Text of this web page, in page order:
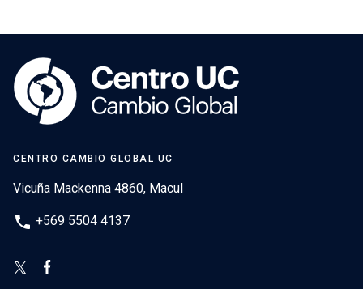
CENTRO CAMBIO GLOBAL UC
Vicuña Mackenna 4860, Macul
phone +569 5504 4137